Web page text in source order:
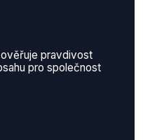
pravdivost
pro společnost